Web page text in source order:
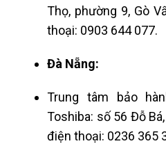
Thọ, phường 9, Gò
thoại: 0903 644 077.
Đà Nẵng:
Trung tâm bảo
Toshiba: số 56 Đỗ
điện thoại: 0236 365